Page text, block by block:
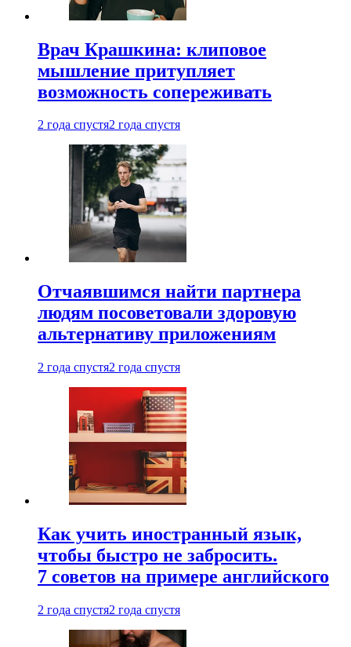
Врач Крашкина: клиповое
мышление притупляет
возможность сопереживать
2 года спустя2 года спустя
Отчаявшимся найти партнера
людям посоветовали здоровую
альтернативу приложениям
2 года спустя2 года спустя
Как учить иностранный язык,
чтобы быстро не забросить.
7 советов на примере английского
2 года спустя2 года спустя